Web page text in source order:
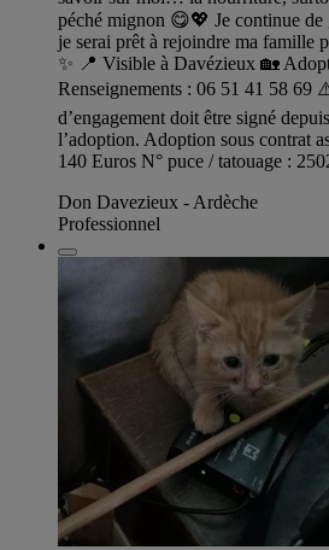
péché mignon 😋💖 Je continue
je serai prêt à rejoindre ma famille
✨ 📍 Visible à Davézieux 🏡
Renseignements : 06 51 41 58 69
d’engagement doit être signé
l’adoption. Adoption sous contrat
140 Euros N° puce / tatouage :
Don Davezieux - Ardèche
Professionnel